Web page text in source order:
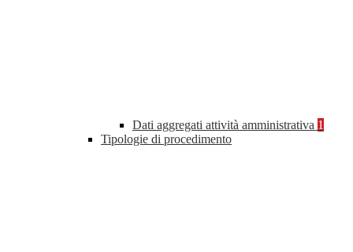
Dati aggregati attività amministrativa 1
Tipologie di procedimento